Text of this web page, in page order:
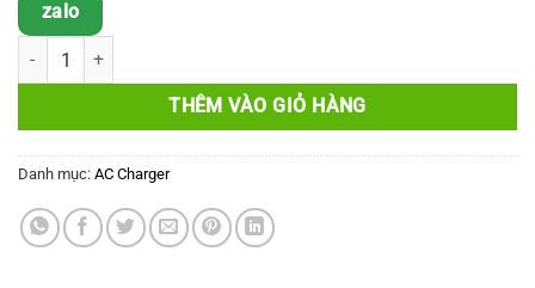
zalo
EverEV wall-mounted charger 7kW số lượng
THÊM VÀO GIỎ HÀNG
Danh mục: AC Charger